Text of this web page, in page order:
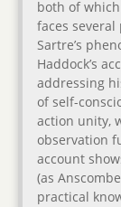
both of
faces
Sartre’s
Haddock’s
addressing
of self-
action unity,
observation
account
(as
practical